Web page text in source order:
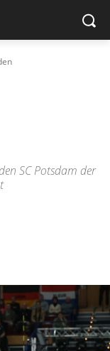
SC Potsdam der